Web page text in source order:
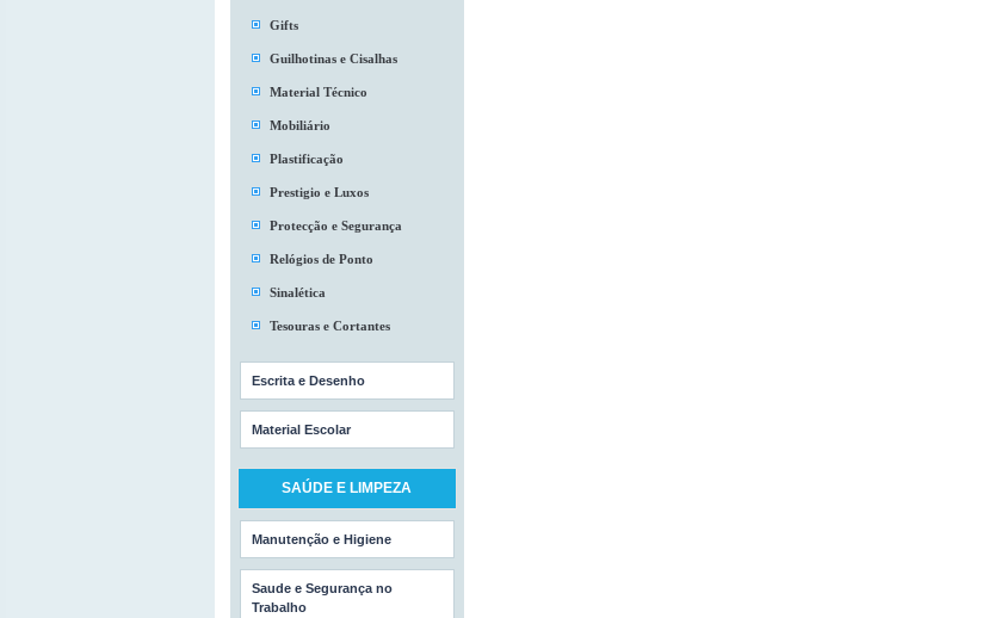
Gifts
Guilhotinas e Cisalhas
Material Técnico
Mobiliário
Plastificação
Prestigio e Luxos
Protecção e Segurança
Relógios de Ponto
Sinalética
Tesouras e Cortantes
Escrita e Desenho
Material Escolar
SAÚDE E LIMPEZA
Manutenção e Higiene
Saude e Segurança no
Trabalho